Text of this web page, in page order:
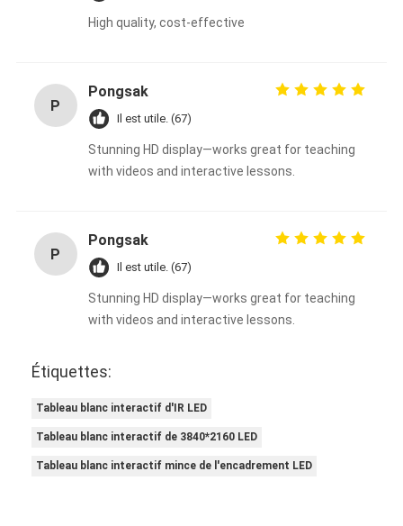
High quality, cost-effective
P
Pongsak
Il est utile. (67)
Stunning HD display—works great for teaching
with videos and interactive lessons.
P
Pongsak
Il est utile. (67)
Stunning HD display—works great for teaching
with videos and interactive lessons.
Étiquettes:
Tableau blanc interactif d'IR LED
Tableau blanc interactif de 3840*2160 LED
Tableau blanc interactif mince de l'encadrement LED